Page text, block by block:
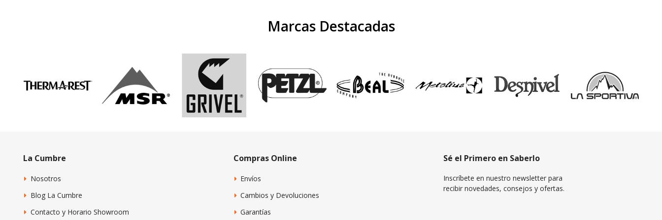
Marcas Destacadas
La Cumbre
Nosotros
Blog La Cumbre
Contacto y Horario Showroom
Compras Online
Envíos
Cambios y Devoluciones
Garantías
Sé el Primero en Saberlo
Inscríbete en nuestro newsletter para
recibir novedades, consejos y ofertas.